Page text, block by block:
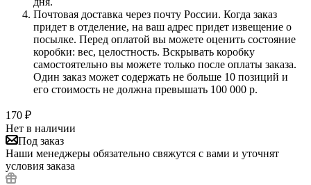
Почтовая доставка через почту России. Когда заказ
придет в отделение, на ваш адрес придет извещение о
посылке. Перед оплатой вы можете оценить состояние
коробки: вес, целостность. Вскрывать коробку
самостоятельно вы можете только после оплаты заказа.
Один заказ может содержать не больше 10 позиций и
его стоимость не должна превышать 100 000 р.
170 ₽
Нет в наличии
Под заказ
Наши менеджеры обязательно свяжутся с вами и уточнят
условия заказа